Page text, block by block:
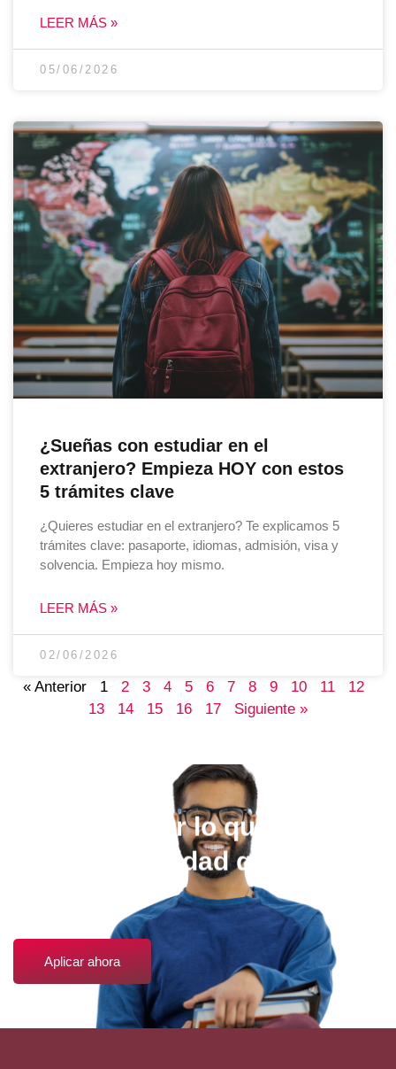
LEER MÁS »
05/06/2026
¿Sueñas con estudiar en el
extranjero? Empieza HOY con estos
5 trámites clave
¿Quieres estudiar en el extranjero? Te explicamos 5
trámites clave: pasaporte, idiomas, admisión, visa y
solvencia. Empieza hoy mismo.
LEER MÁS »
02/06/2026
« Anterior 1 2 3 4 5 6 7 8 9 10 11
12
13
14 15 16 17 Siguiente »
Elige estudiar lo que quieras,
en la universidad que más te
Aplicar ahora